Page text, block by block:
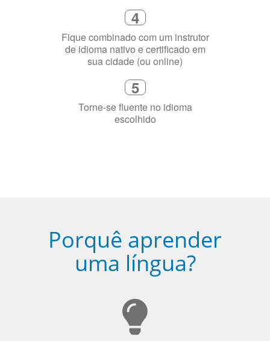
4
Fique combinado com um instrutor
de idioma nativo e certificado em
sua cidade (ou online)
5
Torne-se fluente no idioma
escolhido
Porquê aprender
uma língua?